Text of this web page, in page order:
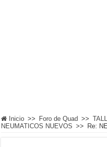
Inicio >> Foro de Quad >>
NEUMATICOS NUEVOS >> Re: